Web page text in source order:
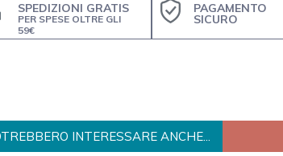
SPEDIZIONI GRATIS
PER SPESE OLTRE GLI
59€
PAGAMENTO
SICURO
INTERESSARE ANCHE...